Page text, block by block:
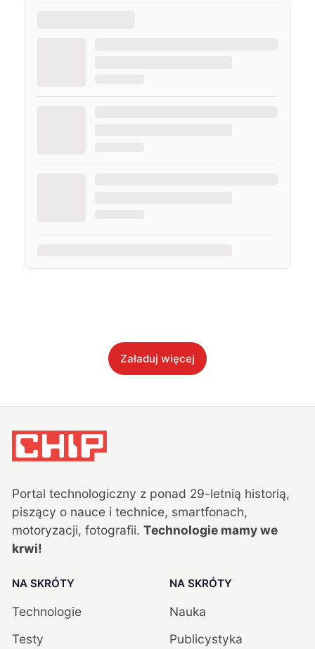
Załaduj więcej
Portal technologiczny z ponad 29-letnią historią,
piszący o nauce i technice, smartfonach,
motoryzacji, fotografii. Technologie mamy we
krwi!
NA SKRÓTY
Technologie
Testy
NA SKRÓTY
Nauka
Publicystyka